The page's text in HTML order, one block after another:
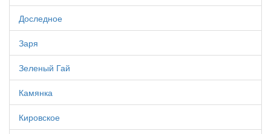
Доследное
Заря
Зеленый Гай
Камянка
Кировское